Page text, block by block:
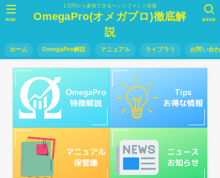
1万円から参加できるヘッジファンド投資
OmegaPro(オメガプロ)徹底解
説
ホーム OmegaPro解説 マニュアル ライブラリ お問い合
SEARCH
MENU